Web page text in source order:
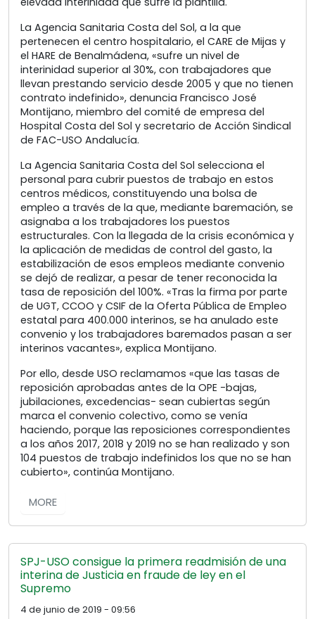
La Agencia Sanitaria Costa del Sol, a la que
pertenecen el centro hospitalario, el CARE de Mijas y
el HARE de Benalmádena, «sufre un nivel de
interinidad superior al 30%, con trabajadores que
llevan prestando servicio desde 2005 y que no tienen
contrato indefinido», denuncia Francisco José
Montijano, miembro del comité de empresa del
Hospital Costa del Sol y secretario de Acción Sindical
de FAC-USO Andalucía.
La Agencia Sanitaria Costa del Sol selecciona el
personal para cubrir puestos de trabajo en estos
centros médicos, constituyendo una bolsa de
empleo a través de la que, mediante baremación, se
asignaba a los trabajadores los puestos
estructurales. Con la llegada de la crisis económica y
la aplicación de medidas de control del gasto, la
estabilización de esos empleos mediante convenio
se dejó de realizar, a pesar de tener reconocida la
tasa de reposición del 100%. «Tras la firma por parte
de UGT, CCOO y CSIF de la Oferta Pública de Empleo
estatal para 400.000 interinos, se ha anulado este
convenio y los trabajadores baremados pasan a ser
interinos vacantes», explica Montijano.
Por ello, desde USO reclamamos «que las tasas de
reposición aprobadas antes de la OPE -bajas,
jubilaciones, excedencias- sean cubiertas según
marca el convenio colectivo, como se venía
haciendo, porque las reposiciones correspondientes
a los años 2017, 2018 y 2019 no se han realizado y son
104 puestos de trabajo indefinidos los que no se han
cubierto», continúa Montijano.
MORE
SPJ-USO consigue la primera readmisión de una
interina de Justicia en fraude de ley en el
Supremo
4 de junio de 2019 - 09:56